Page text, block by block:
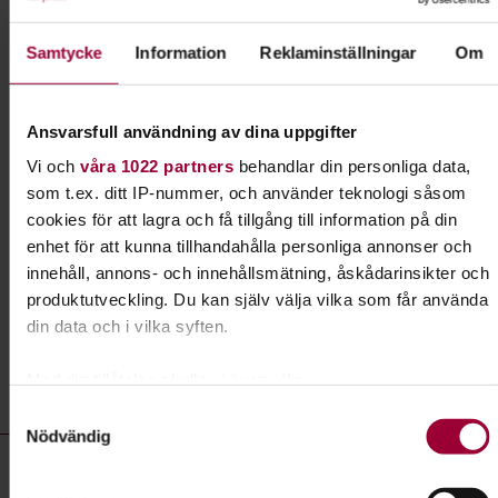
Samtycke Information Reklaminställningar Om
Ansvarsfull användning av dina uppgifter
Vi och våra 1022 partnersbehandlar din personliga data,
som t.ex. ditt IP-nummer, och använder teknologi såsom
cookies för att lagra och få tillgång till information på din
enhet för att kunna tillhandahålla personliga annonser och
innehåll, annons- och innehållsmätning, åskådarinsikter och
produktutveckling. Du kan själv välja vilka som får använda
din data och i vilka syften.
kan ha en noggrannhet på upp till flera meter
Nödvändig
Följ med på utflykt
i storstaden, på landet, i villakvarteret, i skogen
eller i stadsparken. Häng med på någon av våra
naturguidningar!
Läs mer om ämnet
Kronobergs län
Utflykter- kurser, studiecirklar & evenemang (12 rader)